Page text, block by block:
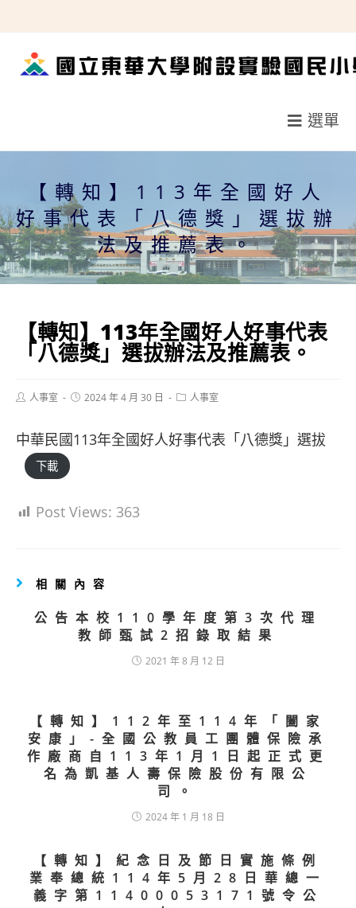
轉
選單
【轉知】113年全國好人
好事代表「八德獎」選拔辦
法及推薦表。
【轉知】113年全國好人好事代表
「八德獎」選拔辦法及推薦表。
Post人事室
Post2024 年 4 月 30 日
Post人事室
中華民國113年全國好人好事代表「八德獎」選拔
下載
Post Views: 363
相關內容
公告本校110學年度第3次代理
教師甄試2招錄取結果
2021 年 8 月 12 日
【轉知】112年至114年「闔家
安康」-全國公教員工團體保險承
作廠商自113年1月1日起正式更
名為凱基人壽保險股份有限公
司。
2024 年 1 月 18 日
【轉知】紀念日及節日實施條例
業奉總統114年5月28日華總一
義字第11400053171號令公